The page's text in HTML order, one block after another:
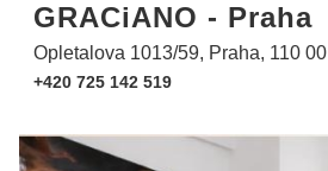
GRACiANO - Praha
Opletalova 1013/59, Praha, 110 00
+420 725 142 519